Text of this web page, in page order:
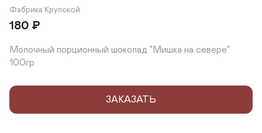
Фабрика Крупской
180 ₽
Молочный порционный шоколад "Мишка на севере"
100гр
ЗАКАЗАТЬ